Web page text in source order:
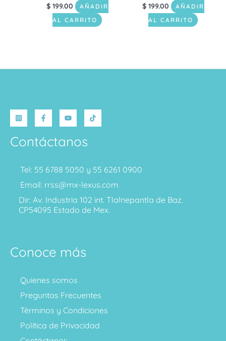
$199.00
AÑADIR
AL CARRITO
$199.00
AÑADIR
AL CARRITO
Contáctanos
Tel: 55 6788 5050 y 55 6261 0900
Email: rrss@mx-lexus.com
Dir: Av. Industria 102 int. Tlalnepantla de Baz.
CP54095 Estado de Mex.
Conoce más
Quienes somos
Preguntas Frecuentes
Términos y Condiciones
Política de Privacidad